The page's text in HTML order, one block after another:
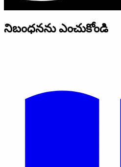
నిబంధనను ఎంచుకోండి